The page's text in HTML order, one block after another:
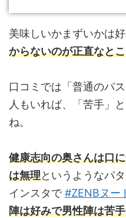
美味しいかまずいかは
からないのが正直なと
口コミでは「普通のパ
人もいれば、「苦手」
ね。
健康志向の奥さんは口
は無理というようなパ
インスタで#ZENBヌー
陣は好みで男性陣は苦